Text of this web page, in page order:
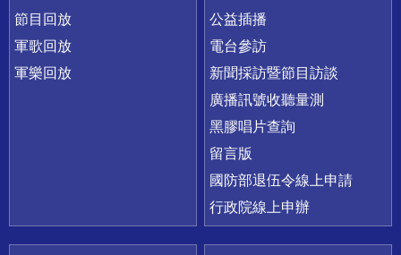
節目回放
軍歌回放
軍樂回放
公益插播
電台參訪
新聞採訪暨節目訪談
廣播訊號收聽量測
黑膠唱片查詢
留言版
國防部退伍令線上申請
行政院線上申辦